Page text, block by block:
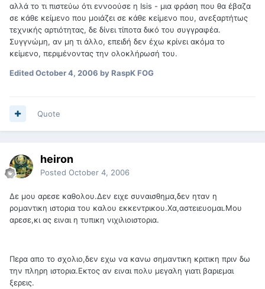
αλλά το τι πιστεύω ότι εννοούσε η Isis - μια φράση που θα έβαζα
σε κάθε κείμενο που μοιάζει σε κάθε κείμενο που, ανεξαρτήτως
τεχνικής αρτιότητας, δε δίνει τίποτα δικό του συγγραφέα.
Συγγνώμη, αν μη τι άλλο, επειδή δεν έχω κρίνει ακόμα το
κείμενο, περιμένοντας την ολοκλήρωσή του.
EditedOctober 4, 2006 by RaspK FOG
Quote
heiron
Posted October 4, 2006
Δε μου αρεσε καθολου.Δεν ειχε συναισθημα,δεν ηταν η
ρομαντικη ιστορια του καλου εκκεντρικου.Χα,αστειευομαι.Μου
αρεσε,κι ας ειναι η τυπικη νιχιλιοιστορια.
Περα απο το σχολιο,δεν εχω να κανω σημαντικη κριτικη πριν δω
την πληρη ιστορια.Εκτος αν ειναι πολυ μεγαλη γιατι βαριεμαι
ξερεις.